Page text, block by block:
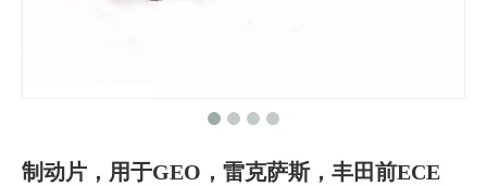
制动片，用于GEO，雷克萨斯，丰田前ECE